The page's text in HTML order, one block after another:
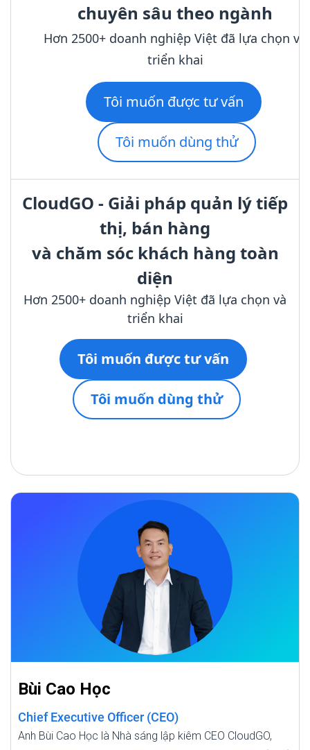
chuyên sâu theo ngành
Hơn 2500+ doanh nghiệp Việt đã lựa chọn và
triển khai
Tôi muốn được tư vấn
Tôi muốn dùng thử
CloudGO - Giải pháp quản lý tiếp
thị, bán hàng
và chăm sóc khách hàng toàn
diện
Hơn 2500+ doanh nghiệp Việt đã lựa chọn và
triển khai
Tôi muốn được tư vấn
Tôi muốn dùng thử
Bùi Cao Học
Chief Executive Officer (CEO)
Anh Bùi Cao Học là Nhà sáng lập kiêm CEO CloudGO,